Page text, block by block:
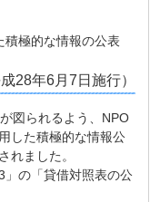
積極的な情報の公表
成28年6月7日施行）
図られるよう、NPO
した積極的な情報公
れました。
の「貸借対照表の公